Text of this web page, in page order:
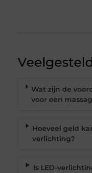
Wat zijn de
voor een
Hoeveel geld
verlichting?
Is LED-